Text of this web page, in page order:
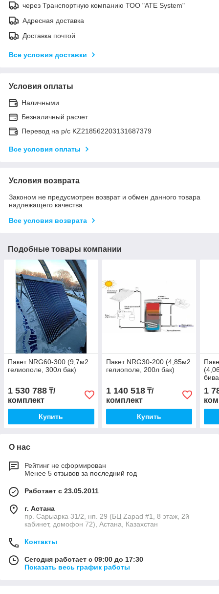
через Транспортную компанию ТОО "ATE System"
Адресная доставка
Доставка почтой
Все условия доставки
Условия оплаты
Наличными
Безналичный расчет
Перевод на р/с KZ218562203131687379
Все условия оплаты
Условия возврата
Законом не предусмотрен возврат и обмен данного товара
надлежащего качества
Все условия возврата
Подобные товары компании
Пакет NRG60-300 (9,7м2
гелиополе, 300л бак)
1 530 788 ₸/
комплект
Купить
Пакет NRG30-200 (4,85м2
гелиополе, 200л бак)
1 140 518₸/
комплект
Купить
1
О нас
Рейтинг не сформирован
Менее 5 отзывов за последний год
Работает с 23.05.2011
г. Астана
пр. Сарыарка 31/2, нп. 29 (БЦ Zapad #1, 8 этаж, 2й
кабинет, домофон 72), Астана, Казахстан
Контакты
Сегодня работает с 09:00 до 17:30
Показать весь график работы